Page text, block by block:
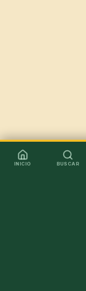
INICIO BUSCAR